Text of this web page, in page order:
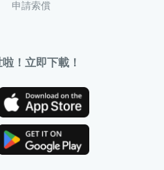
申請索償
！立即下載！